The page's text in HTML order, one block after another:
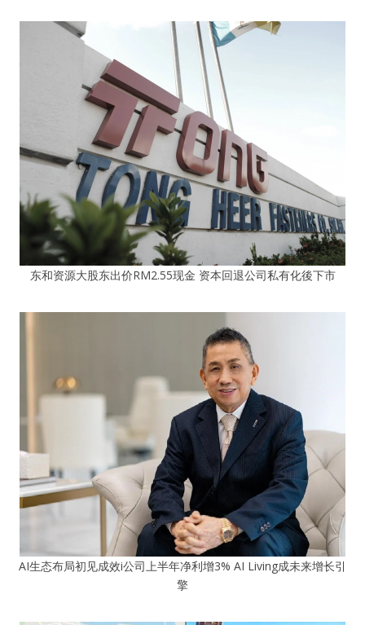
东和资源大股东出价RM2.55现金 资本回退公司私有化後下市
AI生态布局初见成效i公司上半年净利增3% AI Living成未来增长引
擎